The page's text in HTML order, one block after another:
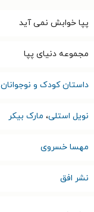
پپا خوابش نمی آید
مجموعه دنیای پپا
داستان کودک و نوجوانان
نویل استلی، مارک بیکر
مهسا خسروی
نشر افق